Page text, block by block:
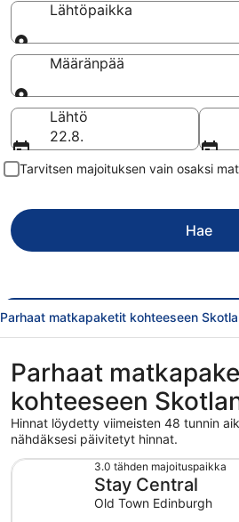
Lähtöpaikka
Lähtöpaikka
Määränpää
Määränpää
Lähtö
22.8.
Tarvitsen majoituksen vain osaksi
Hae
Parhaat matkapaketit kohteeseen
Parhaat
kohteeseen
Hinnat löydetty viimeisten 48 tunnin
nähdäksesi päivitetyt hinnat.
3.0 tähden majoituspaikka
Stay Central
Old Town Edinburgh